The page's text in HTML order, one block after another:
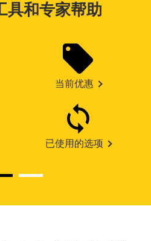
具和专家帮助
当前优惠
已使用的选项